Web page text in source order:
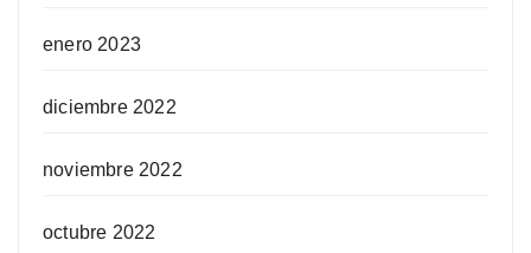
enero 2023
diciembre 2022
noviembre 2022
octubre 2022